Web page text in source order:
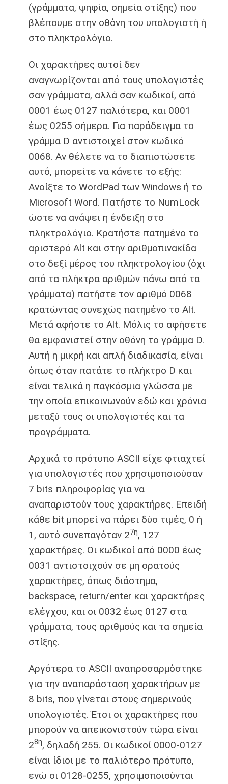
(γράμματα, ψηφία, σημεία στίξης) που
βλέπουμε στην οθόνη του υπολογιστή ή
στο πληκτρολόγιο.
Οι χαρακτήρες αυτοί δεν
αναγνωρίζονται από τους υπολογιστές
σαν γράμματα, αλλά σαν κωδικοί, από
0001 έως 0127 παλιότερα, και 0001
έως 0255 σήμερα. Για παράδειγμα το
γράμμα D αντιστοιχεί στον κωδικό
0068. Αν θέλετε να το διαπιστώσετε
αυτό, μπορείτε να κάνετε το εξής:
Ανοίξτε το WordPad των Windows ή το
Microsoft Word. Πατήστε το NumLock
ώστε να ανάψει η ένδειξη στο
πληκτρολόγιο. Κρατήστε πατημένο το
αριστερό Alt και στην αριθμοπινακίδα
στο δεξί μέρος του πληκτρολογίου (όχι
από τα πλήκτρα αριθμών πάνω από τα
γράμματα) πατήστε τον αριθμό 0068
κρατώντας συνεχώς πατημένο το Alt.
Μετά αφήστε το Alt. Μόλις το αφήσετε
θα εμφανιστεί στην οθόνη το γράμμα D.
Αυτή η μικρή και απλή διαδικασία, είναι
όπως όταν πατάτε το πλήκτρο D και
είναι τελικά η παγκόσμια γλώσσα με
την οποία επικοινωνούν εδώ και χρόνια
μεταξύ τους οι υπολογιστές και τα
προγράμματα.
Αρχικά το πρότυπο ASCII είχε φτιαχτεί
για υπολογιστές που χρησιμοποιούσαν
7 bits πληροφορίας για να
αναπαριστούν τους χαρακτήρες. Επειδή
κάθε bit μπορεί να πάρει δύο τιμές, 0 ή
1, αυτό συνεπαγόταν 27η, 127
χαρακτήρες. Οι κωδικοί από 0000 έως
0031 αντιστοιχούν σε μη ορατούς
χαρακτήρες, όπως διάστημα,
backspace, return/enter και χαρακτήρες
ελέγχου, και οι 0032 έως 0127 στα
γράμματα, τους αριθμούς και τα σημεία
στίξης.
Αργότερα το ASCII αναπροσαρμόστηκε
για την αναπαράσταση χαρακτήρων με
8 bits, που γίνεται στους σημερινούς
υπολογιστές. Έτσι οι χαρακτήρες που
μπορούν να απεικονιστούν τώρα είναι
28η, δηλαδή 255. Οι κωδικοί 0000-0127
είναι ίδιοι με το παλιότερο πρότυπο,
ενώ οι 0128-0255, χρησιμοποιούνται